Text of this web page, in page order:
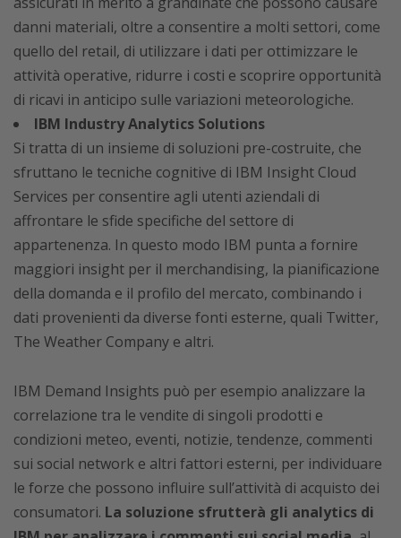
danni materiali, oltre a consentire a molti settori, come
quello del retail, di utilizzare i dati per ottimizzare le
attività operative, ridurre i costi e scoprire opportunità
di ricavi in anticipo sulle variazioni meteorologiche.
IBM Industry Analytics Solutions
Si tratta di un insieme di soluzioni pre-costruite, che
sfruttano le tecniche cognitive di IBM Insight Cloud
Services per consentire agli utenti aziendali di
affrontare le sfide specifiche del settore di
appartenenza. In questo modo IBM punta a fornire
maggiori insight per il merchandising, la pianificazione
della domanda e il profilo del mercato, combinando i
dati provenienti da diverse fonti esterne, quali Twitter,
The Weather Company e altri.
IBM Demand Insights può per esempio analizzare la
correlazione tra le vendite di singoli prodotti e
condizioni meteo, eventi, notizie, tendenze, commenti
sui social network e altri fattori esterni, per individuare
le forze che possono influire sull’attività di acquisto dei
consumatori. La soluzione sfrutterà gli analytics di